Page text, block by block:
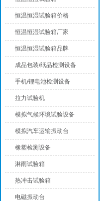
恒温恒湿试验箱价格
恒温恒湿试验箱厂家
恒温恒湿试验箱品牌
成品包装/纸品检测设备
手机/锂电池检测设备
拉力试验机
模拟气候环境试验设备
模拟汽车运输振动台
橡塑检测设备
淋雨试验箱
热冲击试验箱
电磁振动台